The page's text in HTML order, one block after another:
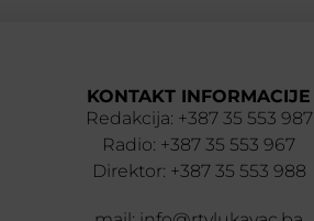
KONTAKT INFORMACIJE
Redakcija: +387 35 553 987
Radio: +387 35 553 967
Direktor: +387 35 553 988